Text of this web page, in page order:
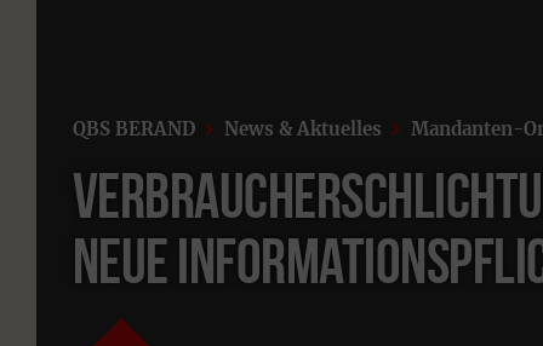
QBS BERAND News & Aktuelles Mandanten-
neue